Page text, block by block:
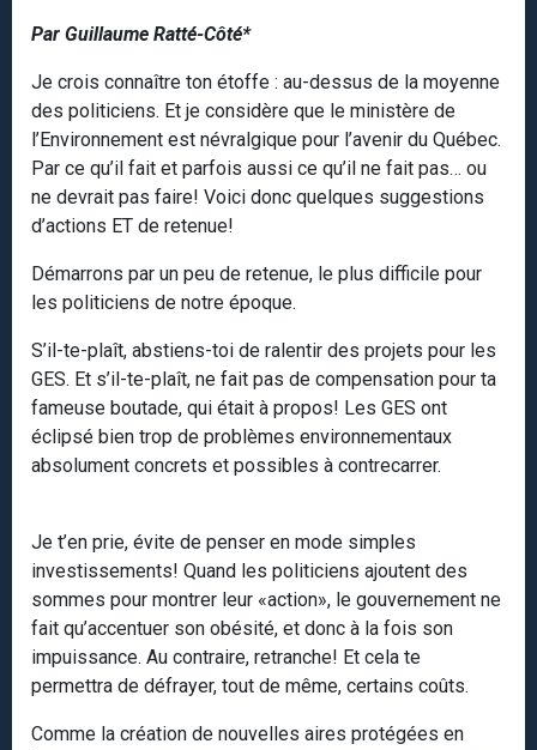
Par Guillaume Ratté-Côté*
Je crois connaître ton étoffe : au-dessus de la moyenne
des politiciens. Et je considère que le ministère de
l’Environnement est névralgique pour l’avenir du Québec.
Par ce qu’il fait et parfois aussi ce qu’il ne fait pas… ou
ne devrait pas faire! Voici donc quelques suggestions
d’actions ET de retenue!
Démarrons par un peu de retenue, le plus difficile pour
les politiciens de notre époque.
S’il-te-plaît, abstiens-toi de ralentir des projets pour les
GES. Et s’il-te-plaît, ne fait pas de compensation pour ta
fameuse boutade, qui était à propos! Les GES ont
éclipsé bien trop de problèmes environnementaux
absolument concrets et possibles à contrecarrer.
Je t’en prie, évite de penser en mode simples
investissements! Quand les politiciens ajoutent des
sommes pour montrer leur «action», le gouvernement ne
fait qu’accentuer son obésité, et donc à la fois son
impuissance. Au contraire, retranche! Et cela te
permettra de défrayer, tout de même, certains coûts.
Comme la création de nouvelles aires protégées en